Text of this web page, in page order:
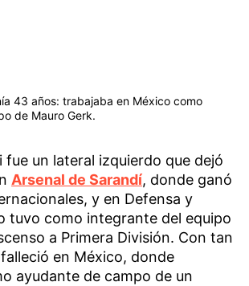
43 años: trabajaba en México como
de Mauro Gerk.
fue un lateral izquierdo que dejó
Arsenal de Sarandí, donde ganó
y en Defensa y
tuvo como integrante del equipo
a Primera División. Con tan
en México, donde
ayudante de campo de un